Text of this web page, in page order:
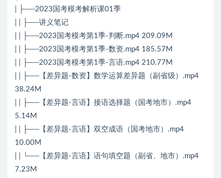
| ├──2023国考模考解析课01季
| | ├──讲义笔记
| | ├──2023国考模考第1季-判断.mp4 209.09M
| | ├──2023国考模考第1季-数资.mp4 185.57M
| | ├──2023国考模考第1季-言语.mp4 210.77M
| | ├──【差异题-数资】数学运算差异题（副省级）.mp4
38.24M
| | ├──【差异题-言语】接语选择题（国考地市）.mp4
5.14M
| | ├──【差异题-言语】双空成语（国考地市）.mp4
10.00M
| | └──【差异题-言语】语句填空题（副省、地市）.mp4
7.23M